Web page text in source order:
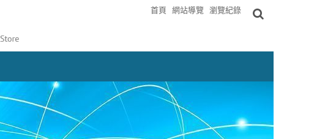
首頁 網站導覽 瀏覽紀錄